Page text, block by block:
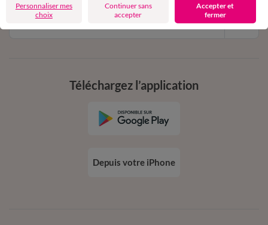
Téléchargez l’application
Depuis votre iPhone
Personnaliser mes
choix
Continuer sans
accepter
Accepter et
fermer